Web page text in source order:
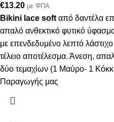
€13.20 με ΦΠΑ
Bikini lace soft από δαντέλα
απαλό ανθεκτικό φυτικό
με επενδεδυμένο λεπτό
τέλειο αποτέλεσμα. Άνεση,
δύο τεμαχίων (1 Μαύρο- 1
Παραγωγής μας